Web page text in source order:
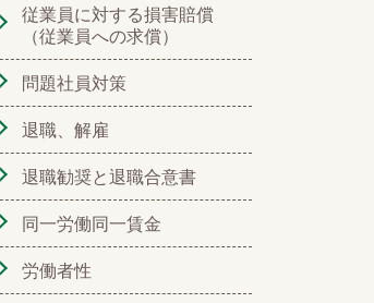
従業員に対する損害賠償
（従業員への求償）
問題社員対策
退職、解雇
退職勧奨と退職合意書
同一労働同一賃金
労働者性